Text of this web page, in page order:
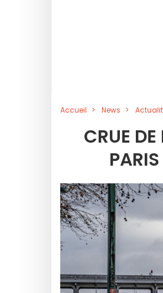
Accueil News
CRUE